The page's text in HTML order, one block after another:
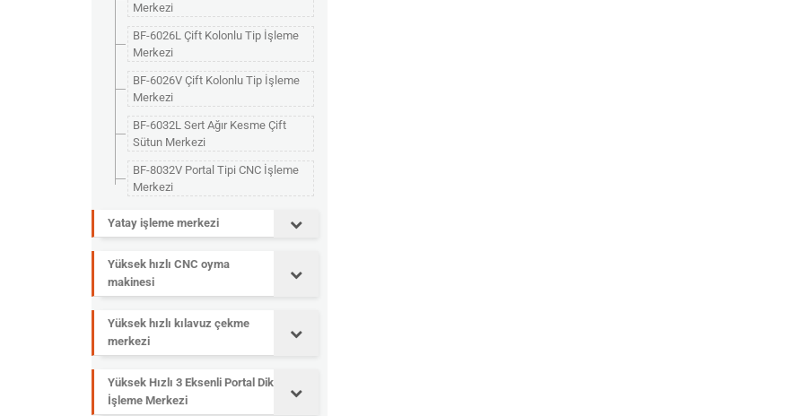
Merkezi
BF-6026L Çift Kolonlu Tip İşleme
Merkezi
BF-6026V Çift Kolonlu Tip İşleme
Merkezi
BF-6032L Sert Ağır Kesme Çift
Sütun Merkezi
BF-8032V Portal Tipi CNC İşleme
Merkezi
Yatay işleme merkezi
Yüksek hızlı CNC oyma
makinesi
Yüksek hızlı kılavuz çekme
merkezi
Yüksek Hızlı 3 Eksenli Portal Dik
İşleme Merkezi